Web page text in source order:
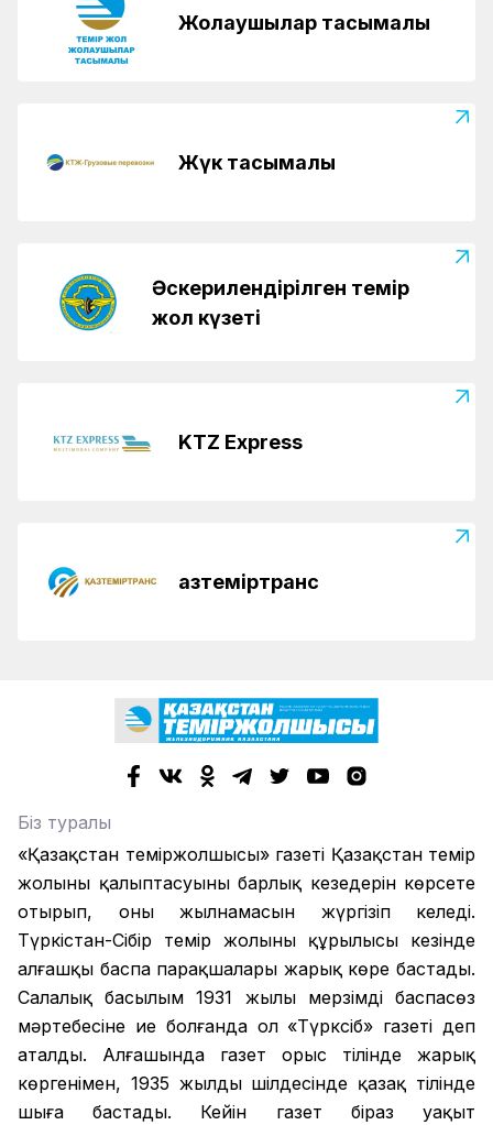
Жолаушылар тасымалы
Жүк тасымалы
Әскерилендірілген темір
жол күзеті
KTZ Express
Қазтеміртранс
Біз туралы
«Қазақстан теміржолшысы» газеті Қазақстан темір
жолының қалыптасуының барлық кезеңдерін көрсете
отырып, оның жылнамасын жүргізіп келеді.
Түркістан-Сібір темір жолының құрылысы кезінде
алғашқы баспа парақшалары жарық көре бастады.
Салалық басылым 1931 жылы мерзімді баспасөз
мәртебесіне ие болғанда ол «Түрксіб» газеті деп
аталды. Алғашында газет орыс тілінде жарық
көргенімен, 1935 жылдың шілдесінде қазақ тілінде
шыға бастады. Кейін газет біраз уақыт